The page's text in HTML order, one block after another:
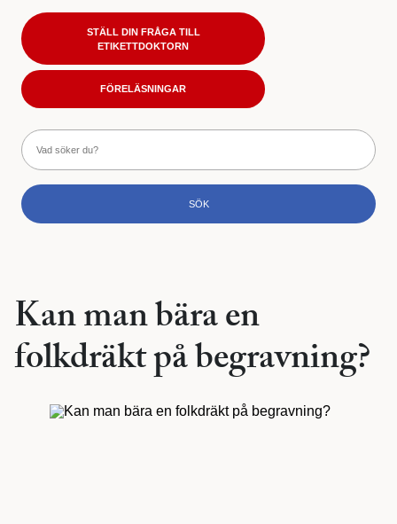
STÄLL DIN FRÅGA TILL
ETIKETTDOKTORN
FÖRELÄSNINGAR
Kan man bära en
folkdräkt på begravning?